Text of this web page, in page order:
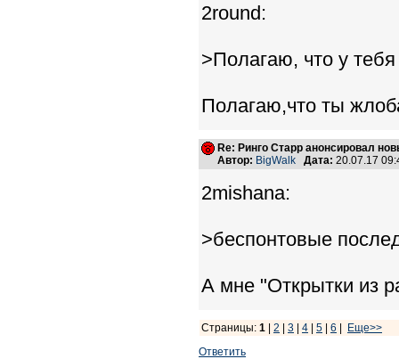
2round:
>Полагаю, что у
Полагаю,что ты
Re: Ринго Старр анонсировал
Автор: BigWalk Дата: 20.07.17
2mishana:
>беспонтовые
А мне "Открытки из
Страницы: 1 2 3 4 5 6
Еще>>
Ответить